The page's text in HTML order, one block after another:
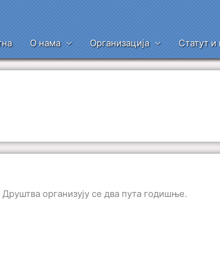
О нама Организација Статут
организују се два пута годишње.